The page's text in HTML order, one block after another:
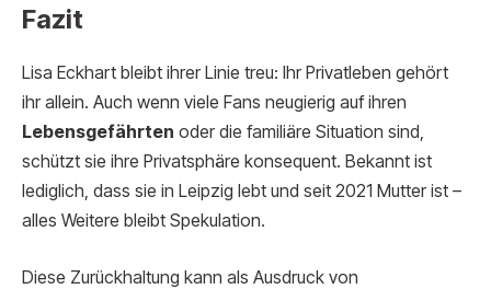
Fazit
Lisa Eckhart bleibt ihrer Linie treu: Ihr Privatleben gehört
ihr allein. Auch wenn viele Fans neugierig auf ihren
Lebensgefährten oder die familiäre Situation sind,
schützt sie ihre Privatsphäre konsequent. Bekannt ist
lediglich, dass sie in Leipzig lebt und seit 2021 Mutter ist –
alles Weitere bleibt Spekulation.
Diese Zurückhaltung kann als Ausdruck von